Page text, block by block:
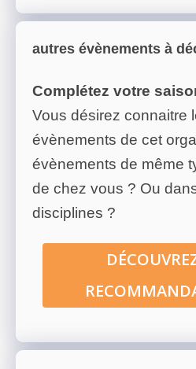
autres évènements à
Complétez votre
Vous désirez connaitre
évènements de cet
évènements de même
de chez vous ? Ou
disciplines ?